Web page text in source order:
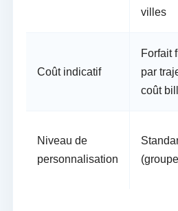
villes
Coût indicatif
Forfait
par
coût
Niveau de
personnalisation